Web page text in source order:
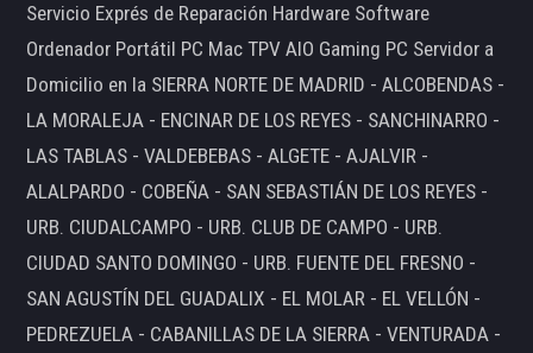
Servicio Exprés de Reparación Hardware Software
Ordenador Portátil PC Mac TPV AIO Gaming PC Servidor a
Domicilio en la SIERRA NORTE DE MADRID - ALCOBENDAS -
LA MORALEJA - ENCINAR DE LOS REYES - SANCHINARRO -
LAS TABLAS - VALDEBEBAS - ALGETE - AJALVIR -
ALALPARDO - COBEÑA - SAN SEBASTIÁN DE LOS REYES -
URB. CIUDALCAMPO - URB. CLUB DE CAMPO - URB.
CIUDAD SANTO DOMINGO - URB. FUENTE DEL FRESNO -
SAN AGUSTÍN DEL GUADALIX - EL MOLAR - EL VELLÓN -
PEDREZUELA - CABANILLAS DE LA SIERRA - VENTURADA -